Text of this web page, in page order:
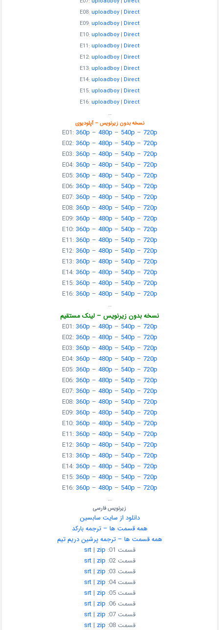
E08: uploadboy| Direct
E09: uploadboy| Direct
E10: uploadboy| Direct
E11: uploadboy| Direct
E12: uploadboy| Direct
E13: uploadboy| Direct
E14: uploadboy| Direct
E15: uploadboy| Direct
E16: uploadboy| Direct
…
نسخه بدون زیرنویس – آپلودیوی
E01: 360p – 480p – 540p – 720p
E02: 360p – 480p – 540p – 720p
E03: 360p – 480p – 540p – 720p
E04: 360p – 480p – 540p – 720p
E05: 360p – 480p – 540p – 720p
E06: 360p – 480p – 540p – 720p
E07: 360p – 480p – 540p – 720p
E08: 360p – 480p – 540p – 720p
E09: 360p – 480p – 540p – 720p
E10: 360p – 480p – 540p – 720p
E11: 360p – 480p – 540p – 720p
E12: 360p – 480p – 540p – 720p
E13: 360p – 480p – 540p – 720p
E14: 360p – 480p – 540p – 720p
E15: 360p – 480p – 540p – 720p
E16: 360p – 480p – 540p – 720p
…
نسخه بدون زیرنویس – لینک مستقیم
E01: 360p – 480p – 540p – 720p
E02: 360p – 480p – 540p – 720p
E03: 360p – 480p – 540p – 720p
E04: 360p – 480p – 540p – 720p
E05: 360p – 480p – 540p – 720p
E06: 360p – 480p – 540p – 720p
E07: 360p – 480p – 540p – 720p
E08: 360p – 480p – 540p – 720p
E09: 360p – 480p – 540p – 720p
E10: 360p – 480p – 540p – 720p
E11: 360p – 480p – 540p – 720p
E12: 360p – 480p – 540p – 720p
E13: 360p – 480p – 540p – 720p
E14: 360p – 480p – 540p – 720p
E15: 360p – 480p – 540p – 720p
E16: 360p – 480p – 540p – 720p
…
زیرنویس فارسی
دانلود از سایت سابسین
همه قسمت ها – ترجمه بارکد
همه قسمت ها – ترجمه پرشین دریم تیم
قسمت 01:
srt| zip
قسمت 02:
srt| zip
قسمت 03:
srt| zip
قسمت 04:
srt| zip
قسمت 05:
srt| zip
قسمت 06:
srt| zip
قسمت 07:
srt| zip
قسمت 08:
srt| zip